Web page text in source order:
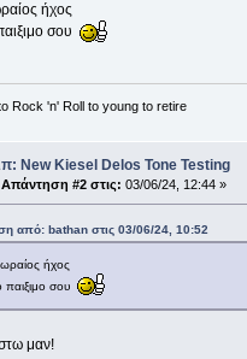
ήχος
σου
Rock 'n' Roll to young to retire
New Kiesel Delos Tone Testing
Απάντηση #2 στις: 03/06/24, 12:44 »
από: bathan στις 03/06/24, 10:52
ήχος
παιξιμο σου
μαν!